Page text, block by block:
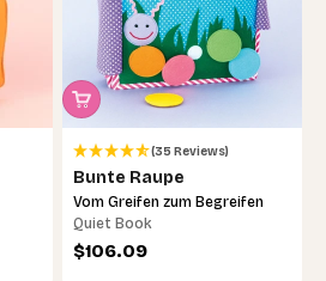
(35 Reviews)
Bunte Raupe
Vom Greifen zum Begreifen
Quiet Book
Angebot
$106.09